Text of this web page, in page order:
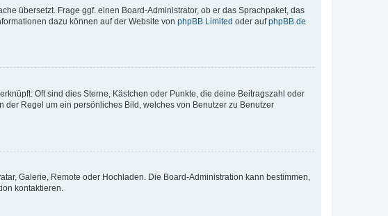
übersetzt. Frage ggf. einen Board-Administrator, ob er das Sprachpaket, das
dazu können auf der Website von phpBB Limited oder aufphpBB.de
Oft sind dies Sterne, Kästchen oder Punkte, die deine Beitragszahl oder
der Regel um ein persönliches Bild, welches von Benutzer zu Benutzer
Galerie, Remote oder Hochladen. Die Board-Administration kann bestimmen,
kontaktieren.